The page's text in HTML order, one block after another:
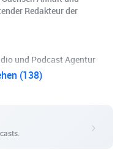
Redakteur der
und Podcast Agentur
(138)